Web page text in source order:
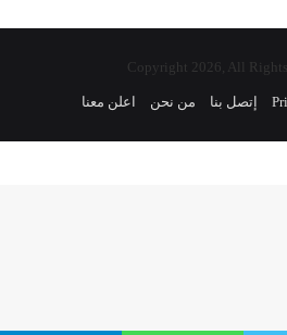
إتصل بنا من نحن اعلن معنا